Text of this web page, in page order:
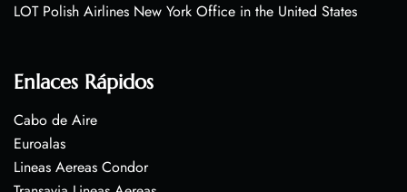
LOT Polish Airlines New York Office in the United States
Enlaces Rápidos
Cabo de Aire
Euroalas
Lineas Aereas Condor